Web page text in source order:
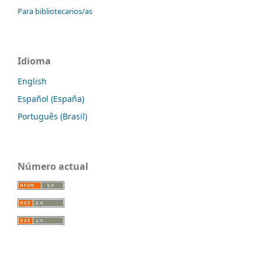
Para bibliotecarios/as
Idioma
English
Español (España)
Português (Brasil)
Número actual